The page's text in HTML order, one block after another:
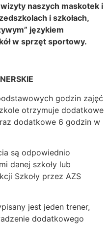
naszych maskotek i
i szkołach,
językiem
w sprzęt sportowy.
godzin zajęć
otrzymuje dodatkowe
dodatkowe 6 godzin w
są odpowiednio
danej szkoły lub
Szkoły przez AZS
jest jeden trener,
dodatkowego